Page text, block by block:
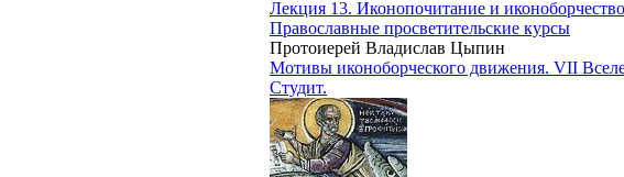
Лекция 13. Иконопочитание и иконоборчество
Православные просветительские курсы
Протоиерей Владислав Цыпин
Мотивы иконоборческого движения. VII
Студит.